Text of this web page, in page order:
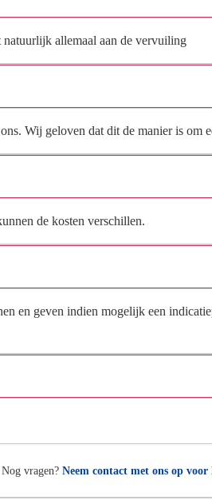
allemaal aan de vervuiling
Wij geloven dat dit de manier is om
de kosten verschillen.
en geven indien mogelijk een
Nog vragen? Neem contact met ons op voor